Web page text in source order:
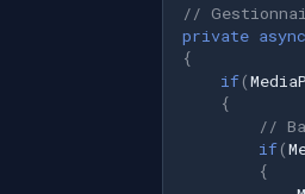
//
private async
{
if(
{
//
if(
{